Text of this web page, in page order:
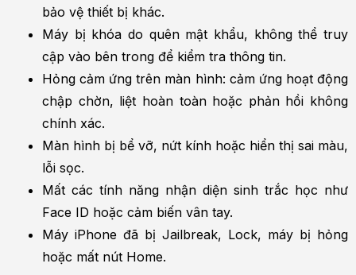
bảo vệ thiết bị khác.
Máy bị khóa do quên mật khẩu, không thể truy
cập vào bên trong để kiểm tra thông tin.
Hỏng cảm ứng trên màn hình: cảm ứng hoạt động
chập chờn, liệt hoàn toàn hoặc phản hồi không
chính xác.
Màn hình bị bể vỡ, nứt kính hoặc hiển thị sai màu,
lỗi sọc.
Mất các tính năng nhận diện sinh trắc học như
Face ID hoặc cảm biến vân tay.
Máy iPhone đã bị Jailbreak, Lock, máy bị hỏng
hoặc mất nút Home.